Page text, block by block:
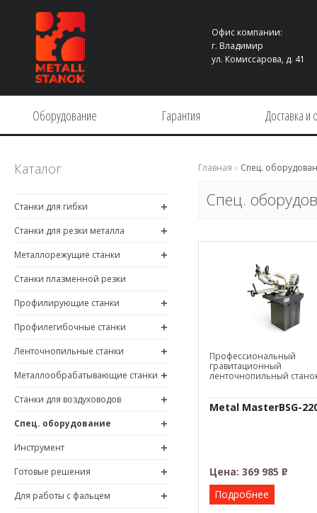
Офис компании:
г. Владимир
ул. Комиссарова, д. 41
Оборудование Гарантия Доставка и
Каталог
Станки для гибки
Станки для резки металла
Металлорежущие станки
Станки плазменной резки
Профилирующие станки
Профилегибочные станки
Ленточнопильные станки
Металлообрабатывающие станки
Станки для воздуховодов
Спец. оборудование
Инструмент
Готовые решения
Для работы с фальцем
Главная » Спец.
Спец.
Профессиональный
гравитационный
ленточнопильный
Metal MasterBSG-
Цена: 369 985 Р
–
Подробнее